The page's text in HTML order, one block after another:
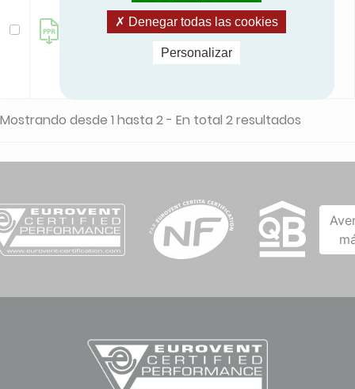
PUREVENT
HYGRO+CO2
Download file
Mostrando desde 1 hasta 2 - En total 2 resultados
Denegar todas las cookies
Personalizar